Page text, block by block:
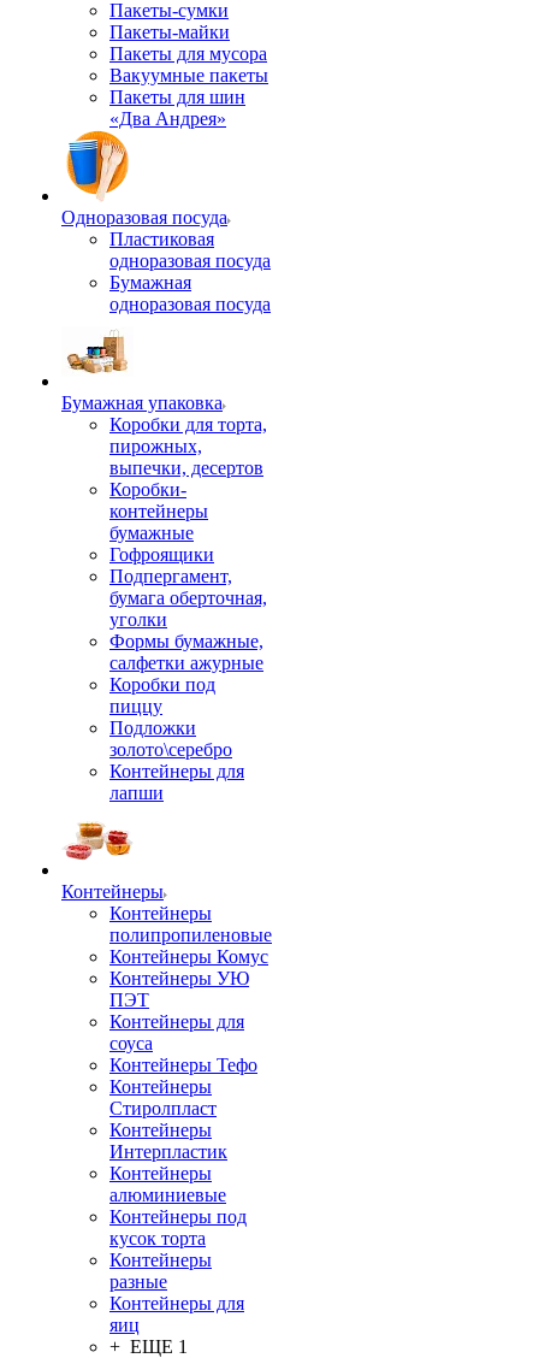
Пакеты-сумки
Пакеты-майки
Пакеты для мусора
Вакуумные пакеты
Пакеты для шин
«Два Андрея»
Одноразовая посуда
Пластиковая
одноразовая посуда
Бумажная
одноразовая посуда
Бумажная упаковка
Коробки для торта,
пирожных,
выпечки, десертов
Коробки-
контейнеры
бумажные
Гофроящики
Подпергамент,
бумага оберточная,
уголки
Формы бумажные,
салфетки ажурные
Коробки под
пиццу
Подложки
золото\серебро
Контейнеры для
лапши
Контейнеры
Контейнеры
полипропиленовые
Контейнеры Комус
Контейнеры УЮ
ПЭТ
Контейнеры для
соуса
Контейнеры Тефо
Контейнеры
Стиролпласт
Контейнеры
Интерпластик
Контейнеры
алюминиевые
Контейнеры под
кусок торта
Контейнеры
разные
Контейнеры для
яиц
+ ЕЩЕ 1